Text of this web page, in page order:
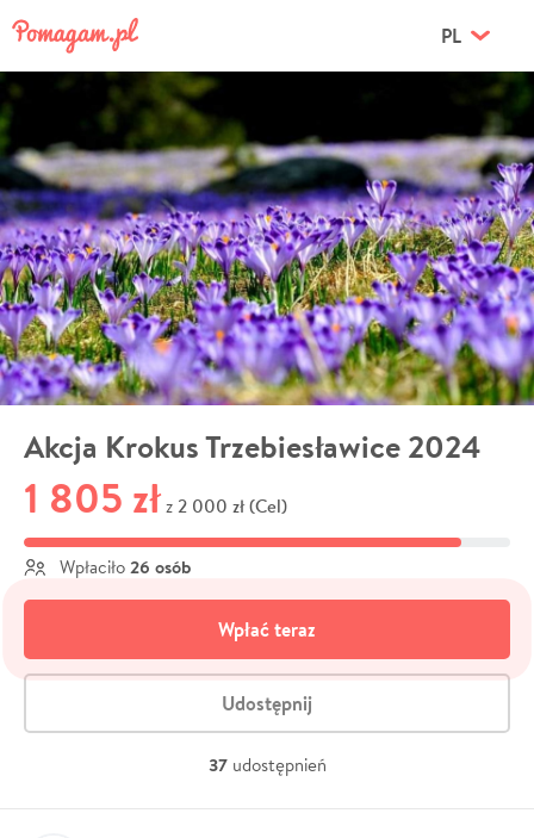
PL
Akcja Krokus Trzebiesławice 2024
1 805 zł z 2 000 zł (Cel)
Wpłaciło 26 osób
Wpłać teraz
Udostępnij
37 udostępnień